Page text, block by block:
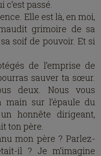
passé.
Elle est là, en moi,
grimoire de sa
soif de pouvoir. Et si
de l’emprise de
sauver ta sœur.
deux. Nous vous
main sur l’épaule du
honnête dirigeant,
ton père.
mon père ? Parlez-
il ? Je m’imagine